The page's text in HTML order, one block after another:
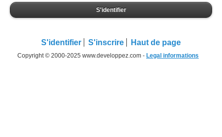
S'identifier
S'identifier S'inscrire Haut de page
Copyright © 2000-2025 www.developpez.com - Legal informations